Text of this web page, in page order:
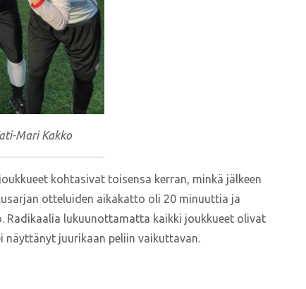
Mari Kakko
kohtasivat toisensa kerran, minkä jälkeen
otteluiden aikakatto oli 20 minuuttia ja
Radikaalia lukuunottamatta kaikki joukkueet olivat
näyttänyt juurikaan peliin vaikuttavan.